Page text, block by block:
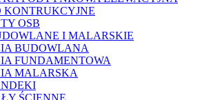
KONTRUKCYJNE
OSB
I MALARSKIE
BUDOWLANA
FUNDAMENTOWA
MALARSKA